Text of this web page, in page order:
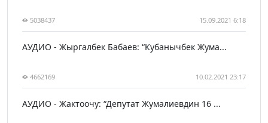
5038437 15.09.2021 6:18
АУДИО - Жыргалбек Бабаев: “Кубанычбек Жума...
4662169 10.02.2021 23:17
АУДИО - Жактоочу: “Депутат Жумалиевдин 16 ...